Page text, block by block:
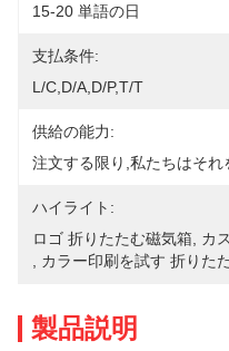
15-20 単語の日
支払条件:
L/C,D/A,D/P,T/T
供給の能力:
注文する限り,私たちはそ
ハイライト:
ロゴ 折りたたむ磁気箱 カ
カラー印刷を試す 折りた
製品説明